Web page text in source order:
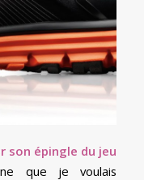
son épingle du jeu
que je voulais